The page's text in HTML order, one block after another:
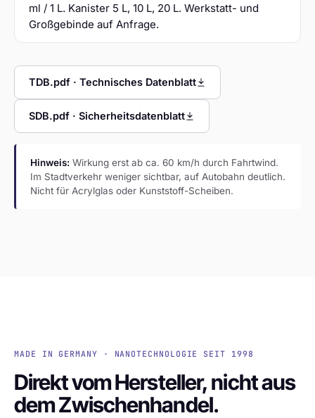
ml / 1 L. Kanister 5 L, 10 L, 20 L. Werkstatt- und
Großgebinde auf Anfrage.
TDB.pdf · Technisches Datenblatt
SDB.pdf · Sicherheitsdatenblatt
Hinweis: Wirkung erst ab ca. 60 km/h durch Fahrtwind.
Im Stadtverkehr weniger sichtbar, auf Autobahn deutlich.
Nicht für Acrylglas oder Kunststoff-Scheiben.
MADE IN GERMANY · NANOTECHNOLOGIE SEIT 1998
Direkt vom Hersteller, nicht aus
dem Zwischenhandel.